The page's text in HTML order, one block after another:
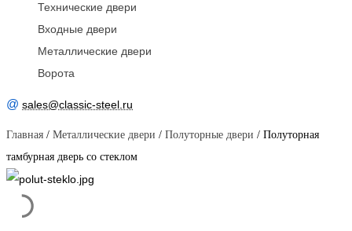
Технические двери
Входные двери
Металлические двери
Ворота
@ sales@classic-steel.ru
Главная / Металлические двери / Полуторные двери / Полуторная
тамбурная дверь со стеклом